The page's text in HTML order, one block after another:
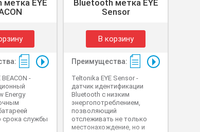
EYE
-
Energy
срока службы
Bluetooth метка EYE
Sensor
В корзину
Преимущества:
Teltonika EYE Sensor -
датчик идентификации
Bluetooth с низким
энергопотреблением,
позволяющий
отслеживать не только
местонахождение, но и